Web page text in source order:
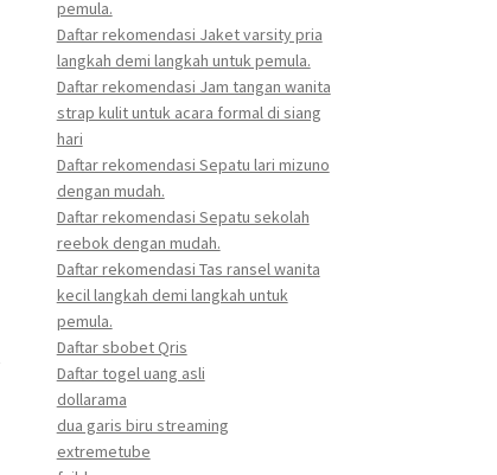
pemula.
Daftar rekomendasi Jaket varsity pria
langkah demi langkah untuk pemula.
Daftar rekomendasi Jam tangan wanita
strap kulit untuk acara formal di siang
hari
Daftar rekomendasi Sepatu lari mizuno
dengan mudah.
Daftar rekomendasi Sepatu sekolah
reebok dengan mudah.
Daftar rekomendasi Tas ransel wanita
kecil langkah demi langkah untuk
pemula.
Daftar sbobet Qris
Daftar togel uang asli
dollarama
dua garis biru streaming
extremetube